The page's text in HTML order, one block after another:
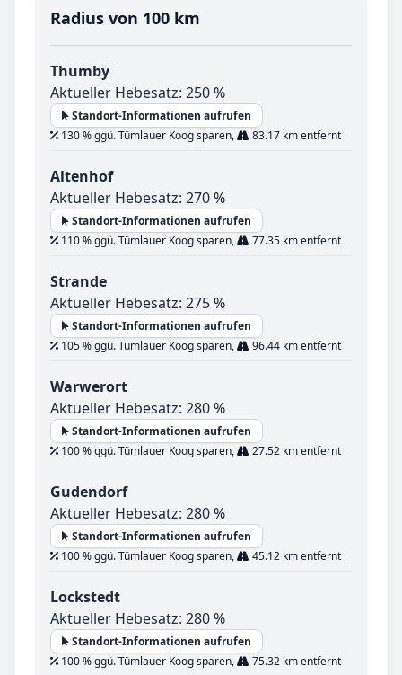
Radius von 100 km
Thumby
Aktueller Hebesatz: 250 %
Standort-Informationen aufrufen
130 % ggü. Tümlauer Koog sparen,
83.17 km entfernt
Altenhof
Aktueller Hebesatz: 270 %
Standort-Informationen aufrufen
110 % ggü. Tümlauer Koog sparen,
77.35 km entfernt
Strande
Aktueller Hebesatz: 275 %
Standort-Informationen aufrufen
105 % ggü. Tümlauer Koog sparen,
96.44 km entfernt
Warwerort
Aktueller Hebesatz: 280 %
Standort-Informationen aufrufen
100 % ggü. Tümlauer Koog sparen,
27.52 km entfernt
Gudendorf
Aktueller Hebesatz: 280 %
Standort-Informationen aufrufen
100 % ggü. Tümlauer Koog sparen,
45.12 km entfernt
Lockstedt
Aktueller Hebesatz: 280 %
Standort-Informationen aufrufen
100 % ggü. Tümlauer Koog sparen,
75.32 km entfernt